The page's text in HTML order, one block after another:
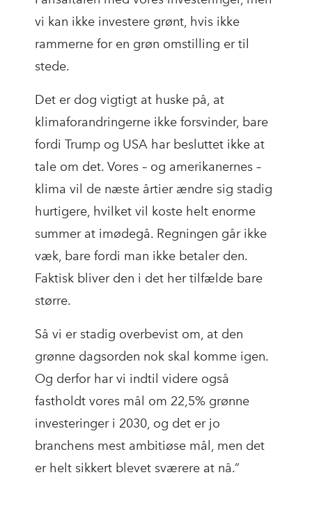
vi kan ikke investere grønt, hvis ikke
rammerne for en grøn omstilling er til
stede.
Det er dog vigtigt at huske på, at
klimaforandringerne ikke forsvinder, bare
fordi Trump og USA har besluttet ikke at
tale om det. Vores – og amerikanernes –
klima vil de næste årtier ændre sig stadig
hurtigere, hvilket vil koste helt enorme
summer at imødegå. Regningen går ikke
væk, bare fordi man ikke betaler den.
Faktisk bliver den i det her tilfælde bare
større.
Så vi er stadig overbevist om, at den
grønne dagsorden nok skal komme igen.
Og derfor har vi indtil videre også
fastholdt vores mål om 22,5% grønne
investeringer i 2030, og det er jo
branchens mest ambitiøse mål, men det
er helt sikkert blevet sværere at nå.”